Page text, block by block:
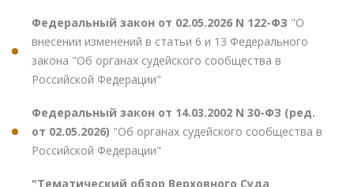
Федеральный закон от 02.05.2026 N 122-ФЗ "О
внесении изменений в статьи 6 и 13 Федерального
закона "Об органах судейского сообщества в
Российской Федерации"
Федеральный закон от 14.03.2002 N 30-ФЗ (ред.
от 02.05.2026) "Об органах судейского сообщества в
Российской Федерации"
"Тематический обзор Верховного Суда